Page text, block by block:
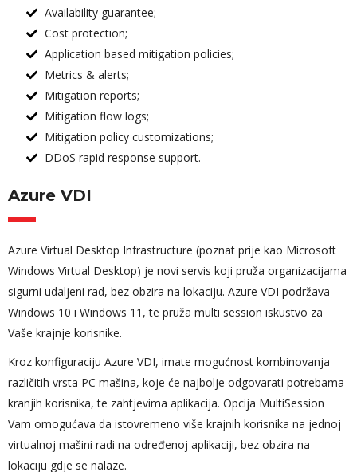
Availability guarantee;
Cost protection;
Application based mitigation policies;
Metrics & alerts;
Mitigation reports;
Mitigation flow logs;
Mitigation policy customizations;
DDoS rapid response support.
Azure VDI
Azure Virtual Desktop Infrastructure (poznat prije kao Microsoft
Windows Virtual Desktop) je novi servis koji pruža organizacijama
sigurni udaljeni rad, bez obzira na lokaciju. Azure VDI podržava
Windows 10 i Windows 11, te pruža multi session iskustvo za
Vaše krajnje korisnike.
Kroz konfiguraciju Azure VDI, imate mogućnost kombinovanja
različitih vrsta PC mašina, koje će najbolje odgovarati potrebama
kranjih korisnika, te zahtjevima aplikacija. Opcija MultiSession
Vam omogućava da istovremeno više krajnih korisnika na jednoj
virtualnoj mašini radi na određenoj aplikaciji, bez obzira na
lokaciju gdje se nalaze.